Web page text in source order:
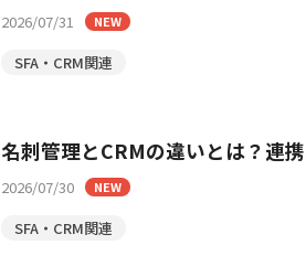
2026/07/31 NEW
SFA・CRM関連
名刺管理とCRMの違いとは？連
2026/07/30 NEW
SFA・CRM関連